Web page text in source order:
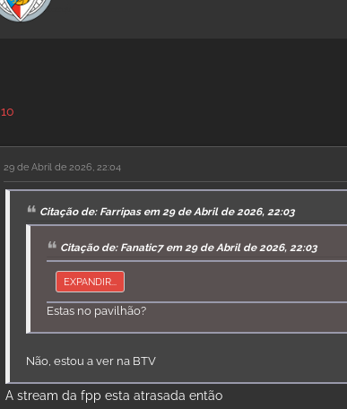
10
29 de Abril de 2026, 22:04
Citação de: Farripas em 29 de Abril de 2026, 22:03
Citação de: Fanatic7 em 29 de Abril de 2026, 22:03
EXPANDIR...
Estas no pavilhão?
Não, estou a ver na BTV
A stream da fpp esta atrasada então